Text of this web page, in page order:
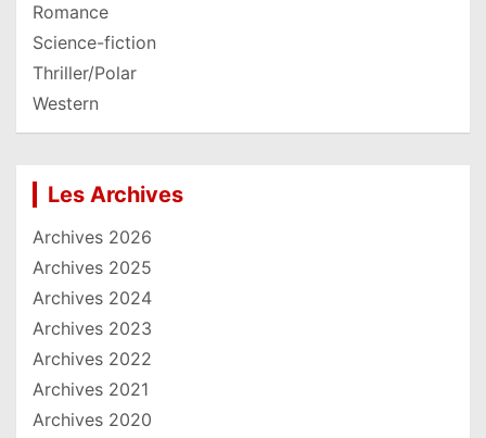
Romance
Science-fiction
Thriller/Polar
Western
Les Archives
Archives 2026
Archives 2025
Archives 2024
Archives 2023
Archives 2022
Archives 2021
Archives 2020